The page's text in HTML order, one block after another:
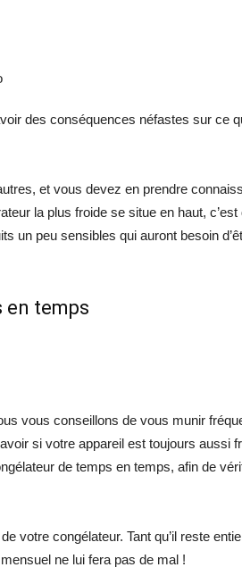
des conséquences néfastes sur ce
et vous devez en prendre
la plus froide se situe en haut, c’est
un peu sensibles qui auront besoin
en temps
vous conseillons de vous munir
si votre appareil est toujours aussi
de temps en temps, afin de
votre congélateur. Tant qu’il reste
ne lui fera pas de mal !